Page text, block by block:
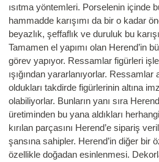
ısıtma yöntemleri. Porselenin içinde
hammadde karışımı da bir o kadar
beyazlık, şeffaflık ve duruluk bu
Tamamen el yapımı olan Herend’in
görev yapıyor. Ressamlar figürleri
ışığından yararlanıyorlar.
oldukları takdirde figürlerinin altına
olabiliyorlar. Bunların yanı sıra
üretiminden bu yana aldıkları
kırılan parçasını Herend’e sipariş
şansına sahipler. Herend’in diğer bir
özellikle doğadan esinlenmesi.